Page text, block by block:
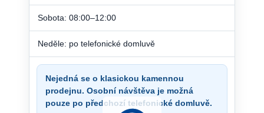
Sobota: 08:00–12:00
Neděle: po telefonické domluvě
Nejedná se o klasickou kamennou
prodejnu. Osobní návštěva je možná
pouze po předchozí telefonické domluvě.